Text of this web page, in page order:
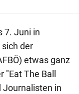
7. Juni in
der
etwas ganz
The Ball
Journalisten in